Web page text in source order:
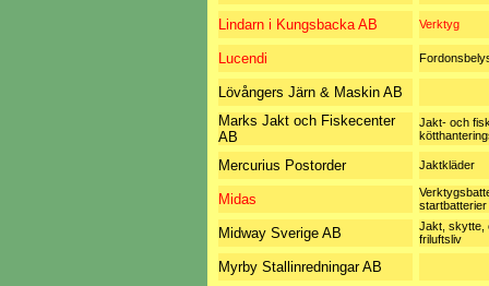
Lindarn i Kungsbacka AB Verktyg
Lucendi
Lövångers Järn & Maskin AB
Marks Jakt och Fiskecenter
AB
Jakt- och
Mercurius Postorder Jaktkläder
Midas
startbatterier
Midway Sverige AB
Jakt, skytte,
friluftsliv
Myrby Stallinredningar AB